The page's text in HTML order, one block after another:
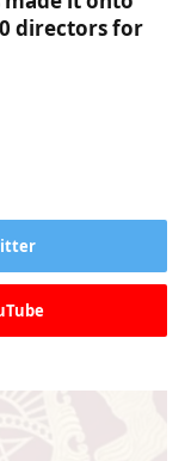
directors for